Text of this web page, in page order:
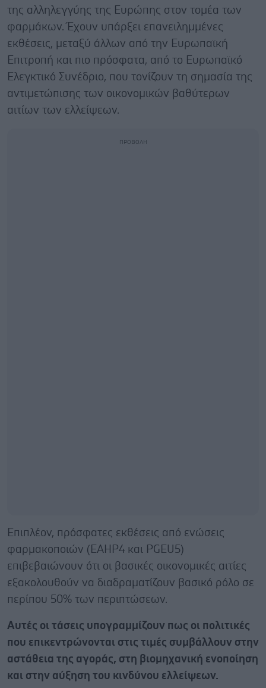
της αλληλεγγύης της Ευρώπης στον τομέα των
φαρμάκων. Έχουν υπάρξει επανειλημμένες
εκθέσεις, μεταξύ άλλων από την Ευρωπαϊκή
Επιτροπή και πιο πρόσφατα, από το Ευρωπαϊκό
Ελεγκτικό Συνέδριο, που τονίζουν τη σημασία της
αντιμετώπισης των οικονομικών βαθύτερων
αιτίων των ελλείψεων.
Επιπλέον, πρόσφατες εκθέσεις από ενώσεις
φαρμακοποιών (EAHP4 και PGEU5)
επιβεβαιώνουν ότι οι βασικές οικονομικές αιτίες
εξακολουθούν να διαδραματίζουν βασικό ρόλο σε
περίπου 50% των περιπτώσεων.
Αυτές οι τάσεις υπογραμμίζουν πως οι πολιτικές
που επικεντρώνονται στις τιμές συμβάλλουν στην
αστάθεια της αγοράς, στη βιομηχανική ενοποίηση
και στην αύξηση του κινδύνου ελλείψεων.